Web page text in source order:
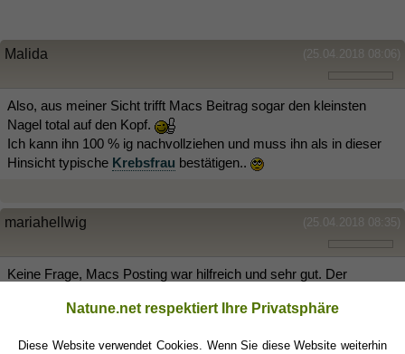
(25.04.2018 08:06)
Malida
Also, aus meiner Sicht trifft Macs Beitrag sogar den kleinsten
Nagel total auf den Kopf.
Ich kann ihn 100 % ig nachvollziehen und muss ihn als in dieser
Hinsicht typische Krebsfrau bestätigen..
(25.04.2018 08:35)
mariahellwig
Keine Frage, Macs Posting war hilfreich und sehr gut. Der
habe und irgendwie etwas mit mir selbst fremdel. Will das jetzt
Natune.net respektiert Ihre Privatsphäre
Diese Website verwendet Cookies. Wenn Sie diese Website weiterhin